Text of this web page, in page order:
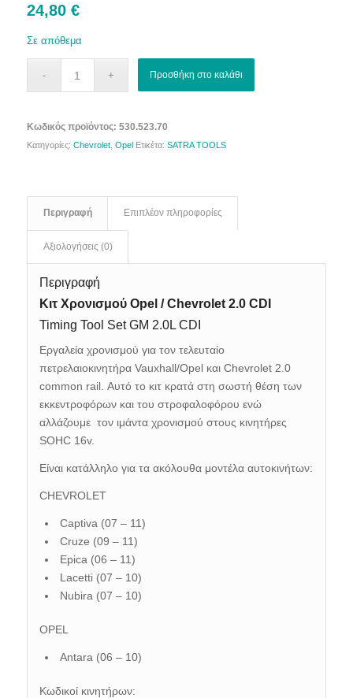
24,80 €
Σε απόθεμα
Προσθήκη στο καλάθι
Κωδικός προϊόντος: 530.523.70
Κατηγορίες: Chevrolet, Opel Ετικέτα: SATRA TOOLS
Περιγραφή Επιπλέον πληροφορίες
Αξιολογήσεις (0)
Περιγραφή
Κιτ Χρονισμού Opel / Chevrolet 2.0 CDI
Timing Tool Set GM 2.0L CDI
Εργαλεία χρονισμού για τον τελευταίο
πετρελαιοκινητήρα Vauxhall/Opel και Chevrolet 2.0
common rail. Αυτό το κιτ κρατά στη σωστή θέση των
εκκεντροφόρων και του στροφαλοφόρου ενώ
αλλάζουμε τον ιμάντα χρονισμού στους κινητήρες
SOHC 16v.
Είναι κατάλληλο για τα ακόλουθα μοντέλα αυτοκινήτων:
CHEVROLET
Captiva (07 – 11)
Cruze (09 – 11)
Epica (06 – 11)
Lacetti (07 – 10)
Nubira (07 – 10)
OPEL
Antara (06 – 10)
Κωδικοί κινητήρων: